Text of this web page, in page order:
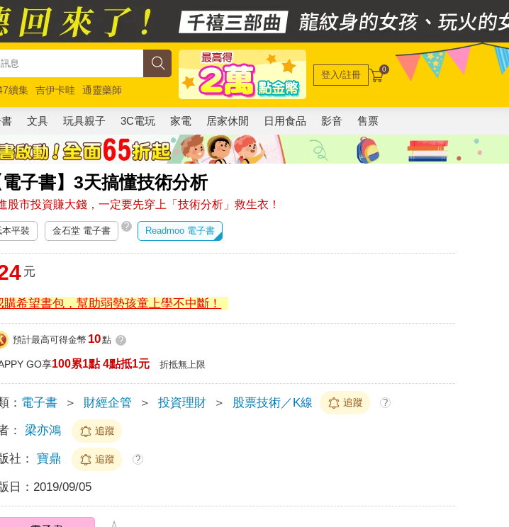
續集 吉伊卡哇
通靈藥師
員5 超慢跑
登入/註冊 0
文具 玩具親子 3C電玩 家電 居家休閒 日用食品 影音 售票
電子書】3天搞懂技術分析
股市投資賺大錢，一定要先穿上「技術分析」救生衣！
本平裝 金石堂 電子書 ? Readmoo 電子書
元
購希望書包，幫助弱勢孩童上學不中斷！
預計最高可得金幣 10點 ?
GO享100累1點 4點抵1元 折抵無上限
： 電子書 ＞ 財經企管 ＞ 投資理財 ＞ 股票技術／K線 追蹤 ?
： 梁亦鴻 追蹤
社： 寶鼎 追蹤 ?
日： 2019/09/05